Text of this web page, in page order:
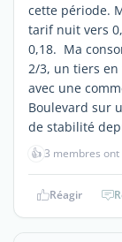
cette période.
tarif nuit vers
0,18. Ma
2/3, un tiers
avec une
Boulevard sur
de stabilité
👍3 membres ont
Réagir